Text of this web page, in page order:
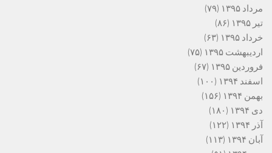
مرداد ۱۳۹۵
(۷۹)
تیر ۱۳۹۵
(۸۶)
خرداد ۱۳۹۵
(۶۳)
اردیبهشت ۱۳۹۵
(۷۵)
فروردین ۱۳۹۵
(۶۷)
اسفند ۱۳۹۴
(۱۰۰)
بهمن ۱۳۹۴
(۱۵۶)
دی ۱۳۹۴
(۱۸۰)
آذر ۱۳۹۴
(۱۲۲)
آبان ۱۳۹۴
(۱۱۳)